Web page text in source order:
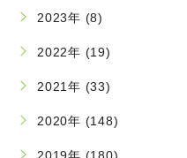
2023年 (8)
2022年 (19)
2021年 (33)
2020年 (148)